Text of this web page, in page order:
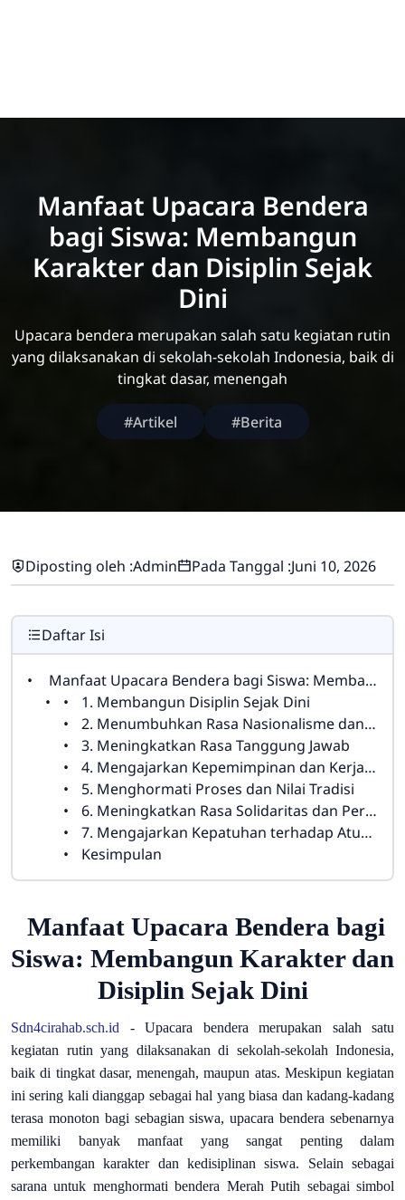
Manfaat Upacara Bendera
bagi Siswa: Membangun
Karakter dan Disiplin Sejak
Dini
Upacara bendera merupakan salah satu kegiatan rutin
yang dilaksanakan di sekolah-sekolah Indonesia, baik di
tingkat dasar, menengah
#Artikel #Berita
Diposting oleh :Admin Pada Tanggal :Juni 10, 2026
Daftar Isi
Manfaat Upacara Bendera bagi Siswa: Membangun Karakter dan Disiplin Sejak Dini
1. Membangun Disiplin Sejak Dini
2. Menumbuhkan Rasa Nasionalisme dan Cinta Tanah Air
3. Meningkatkan Rasa Tanggung Jawab
4. Mengajarkan Kepemimpinan dan Kerjasama Tim
5. Menghormati Proses dan Nilai Tradisi
6. Meningkatkan Rasa Solidaritas dan Persatuan
7. Mengajarkan Kepatuhan terhadap Aturan dan Ketertiban
Kesimpulan
Manfaat Upacara Bendera bagi
Siswa: Membangun Karakter dan
Disiplin Sejak Dini
Sdn4cirahab.sch.id - Upacara bendera merupakan salah satu
kegiatan rutin yang dilaksanakan di sekolah-sekolah Indonesia,
baik di tingkat dasar, menengah, maupun atas. Meskipun kegiatan
ini sering kali dianggap sebagai hal yang biasa dan kadang-kadang
terasa monoton bagi sebagian siswa, upacara bendera sebenarnya
memiliki banyak manfaat yang sangat penting dalam
perkembangan karakter dan kedisiplinan siswa. Selain sebagai
sarana untuk menghormati bendera Merah Putih sebagai simbol